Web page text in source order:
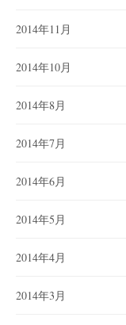
2014年11月
2014年10月
2014年8月
2014年7月
2014年6月
2014年5月
2014年4月
2014年3月